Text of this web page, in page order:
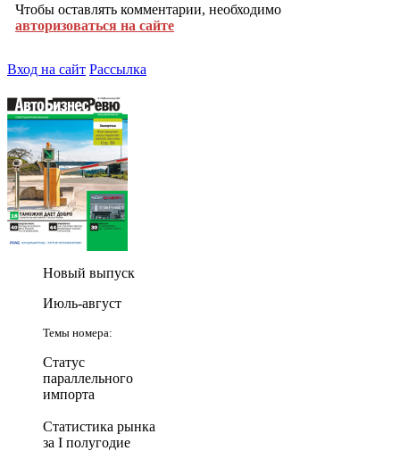
Чтобы оставлять комментарии, необходимо
авторизоваться на сайте
Вход на сайт Рассылка
Новый выпуск
Июль-август
Темы номера:
Статус
параллельного
импорта
Статистика рынка
за I полугодие